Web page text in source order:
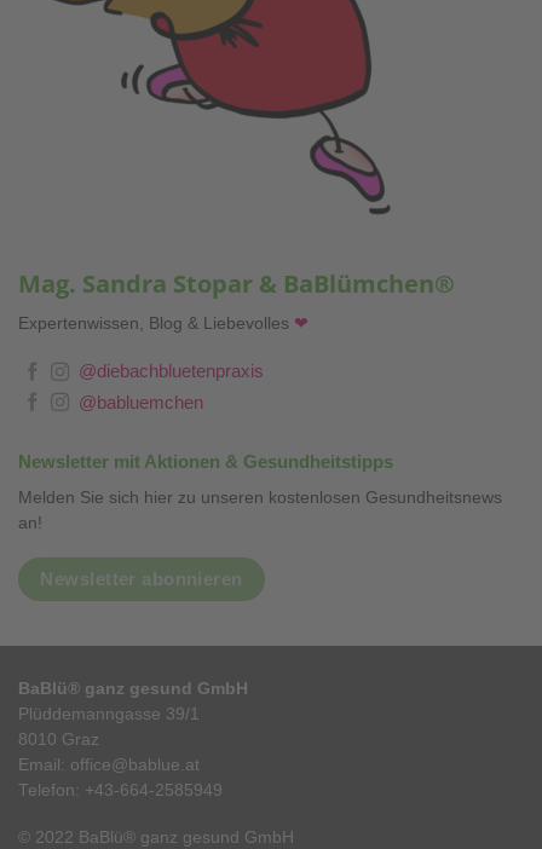
Mag. Sandra Stopar & BaBlümchen®
Expertenwissen, Blog & Liebevolles ❤
@diebachbluetenpraxis
@babluemchen
Newsletter mit Aktionen & Gesundheitstipps
Melden Sie sich hier zu unseren kostenlosen Gesundheitsnews
an!
Newsletter abonnieren
BaBlü® ganz gesund GmbH
Plüddemanngasse 39/1
8010 Graz
Email: office@bablue.at
Telefon: +43-664-2585949
© 2022 BaBlü® ganz gesund GmbH